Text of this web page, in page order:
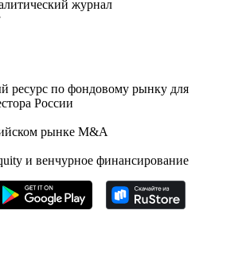
журнал
ресурс по фондовому рынку для
России
рынке M&A
и венчурное финансирование